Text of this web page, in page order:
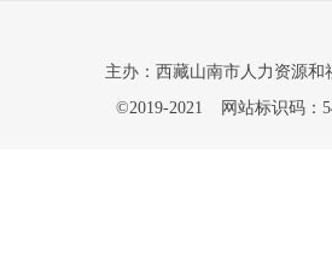
主办：西藏山南市人力资源和
©2019-2021
网站标识码：